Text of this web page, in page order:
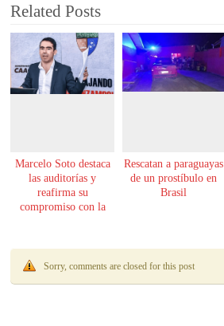
Related Posts
Marcelo Soto destaca
las auditorías y
reafirma su
compromiso con la
Rescatan a paraguayas
de un prostíbulo en
Brasil
Sorry, comments are closed for this post